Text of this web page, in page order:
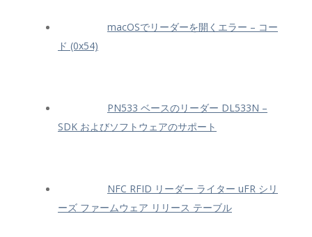
macOSでリーダーを開くエラー – コー
ド (0x54)
PN533 ベースのリーダー DL533N –
SDK およびソフトウェアのサポート
NFC RFID リーダー ライター uFR シリ
ーズ ファームウェア リリース テーブル